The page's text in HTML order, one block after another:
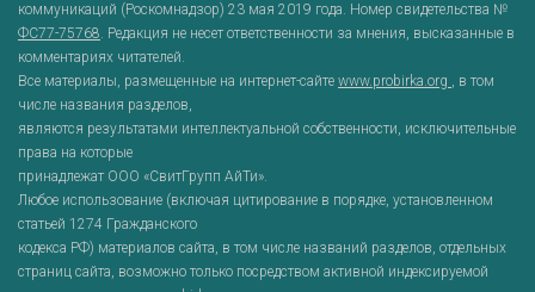
коммуникаций (Роскомнадзор) 23 мая 2019 года. Номер свидетельства №
ФС77-75768. Редакция не несет ответственности за мнения, высказанные в
комментариях читателей.
Все материалы, размещенные на интернет-сайте www.probirka.org , в том
числе названия разделов,
являются результатами интеллектуальной собственности, исключительные
права на которые
принадлежат ООО «СвитГрупп АйТи».
Любое использование (включая цитирование в порядке, установленном
статьей 1274 Гражданского
кодекса РФ) материалов сайта, в том числе названий разделов, отдельных
страниц сайта, возможно только посредством активной индексируемой